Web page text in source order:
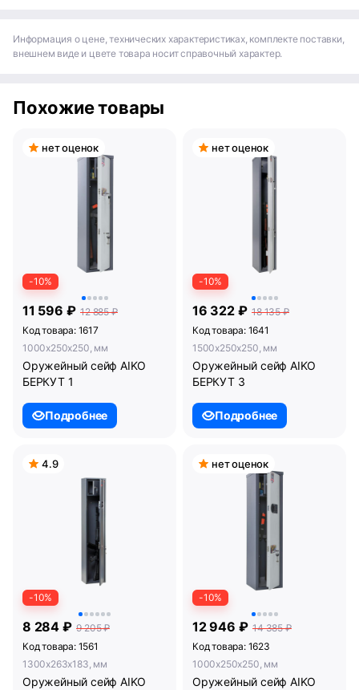
Информация о цене, технических характеристиках, комплекте поставки,
внешнем виде и цвете товара носит справочный характер.
Похожие товары
нет оценок
-10%
11 596 ₽ 12 885 ₽
Код товара: 1617
1000x250x250, мм
Оружейный сейф AIKO
БЕРКУТ 1
Подробнее
нет оценок
-10%
16 322 ₽ 18 135 ₽
Код товара: 1641
1500x250x250, мм
Оружейный сейф AIKO
БЕРКУТ 3
Подробнее
4.9
-10%
8 284 ₽ 9 205 ₽
Код товара: 1561
1300x263x183, мм
Оружейный сейф AIKO
нет оценок
-10%
12 946 ₽ 14 385 ₽
Код товара: 1623
1000x250x250, мм
Оружейный сейф AIKO